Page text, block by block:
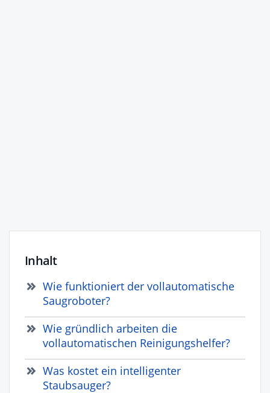
Inhalt
Wie funktioniert der vollautomatische
Saugroboter?
Wie gründlich arbeiten die
vollautomatischen Reinigungshelfer?
Was kostet ein intelligenter
Staubsauger?